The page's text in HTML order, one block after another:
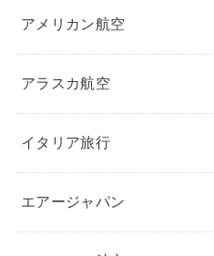
アメリカン航空
アラスカ航空
イタリア旅行
エアージャパン